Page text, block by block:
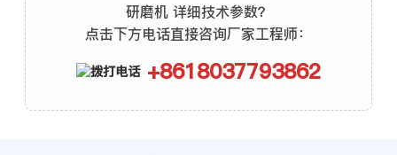
研磨机 详细技术参数？
点击下方电话直接咨询厂家工程师：
+8618037793862